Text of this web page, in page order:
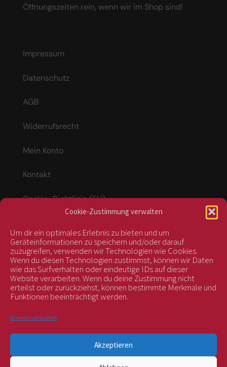
Cookie-Zustimmung verwalten
Um dir ein optimales Erlebnis zu bieten und um
Geräteinformationen zu speichern und/oder darauf
zuzugreifen, verwenden wir Technologien wie Cookies.
Wenn du diesen Technologien zustimmst, können wir Daten
wie das Surfverhalten oder eindeutige IDs auf dieser
Website verarbeiten. Wenn du deine Zustimmung nicht
erteilst oder zurückziehst, können bestimmte Merkmale und
Funktionen beeinträchtigt werden.
Dienste verwalten
Akzeptieren
Öffnungszeiten rein, wenn wir im Shop sind!
Impressum
Datenschutz
AGB
Widerrufsrecht
Mein Konto
Kontakt
Cookie-Richtlinie (EU)
Vertrag widerrufen
kontrolliert durch: